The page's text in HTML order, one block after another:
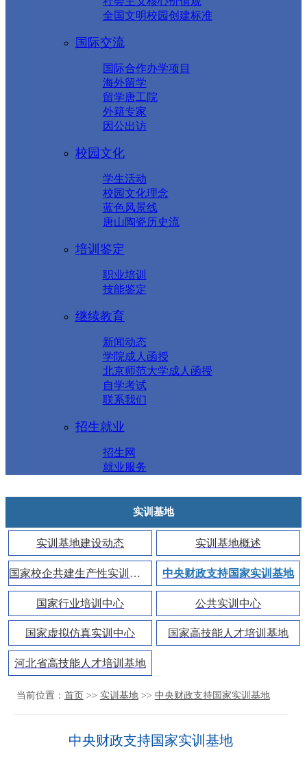
全国文明校园创建标准
国际交流
国际合作办学项目
海外留学
留学唐工院
外籍专家
因公出访
校园文化
学生活动
校园文化理念
蓝色风景线
唐山陶瓷历史流
培训鉴定
职业培训
技能鉴定
继续教育
新闻动态
学院成人函授
北京师范大学成人函授
自学考试
联系我们
招生就业
招生网
就业服务
实训基地
实训基地建设动态 实训基地概述
国家校企共建生产性实训基地 中央财政支持国家实训基地
国家行业培训中心 公共实训中心
国家虚拟仿真实训中心 国家高技能人才培训基地
河北省高技能人才培训基地
当前位置： 首页 >> 实训基地>> 中央财政支持国家实训基地
中央财政支持国家实训基地